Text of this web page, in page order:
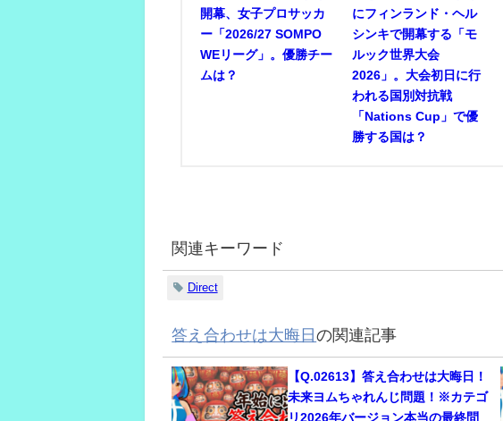
開幕、女子プロサッカ
ー「2026/27 SOMPO
WEリーグ」。優勝チー
ムは？
にフィンランド・ヘル
シンキで開幕する「モ
ルック世界大会
2026」。大会初日に行
われる国別対抗戦
「Nations Cup」で優
勝する国は？
関連キーワード
Direct
答え合わせは大晦日の関連記事
【Q.02613】答え合わせは大晦日！
未来ヨムちゃれんじ問題！※カテゴ
リ2026年バージョン本当の最終問